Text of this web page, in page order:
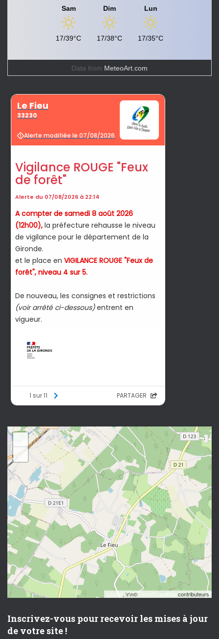
Sam
17/39°C
Dim
17/38°C
Lun
17/35°C
Data from MeteoArt.com
−
Leaflet, \r\n©OpenStreetMap contributeurs
Inscrivez-vous pour recevoir les mises à jour
de votre site !